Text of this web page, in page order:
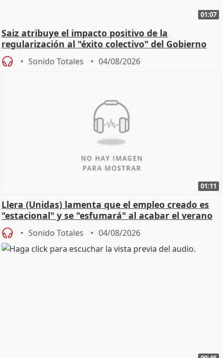
01:07
Saiz atribuye el impacto positivo de la
regularización al "éxito colectivo" del Gobierno
Sonido Totales 04/08/2026
01:11
Llera (Unidas) lamenta que el empleo creado es
"estacional" y se "esfumará" al acabar el verano
Sonido Totales 04/08/2026